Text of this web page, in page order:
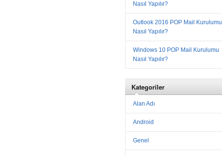
Nasıl Yapılır?
Outlook 2016 POP Mail Kurulumu
Nasıl Yapılır?
Windows 10 POP Mail Kurulumu
Nasıl Yapılır?
Kategoriler
Alan Adı
Android
Genel